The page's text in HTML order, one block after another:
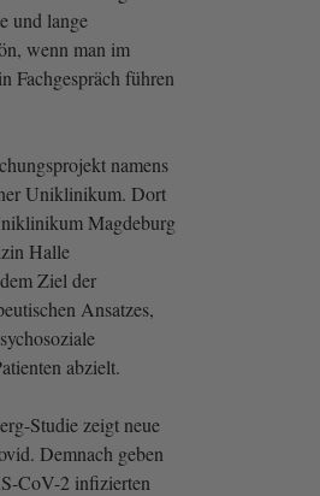
und lange
wenn man im
Fachgespräch führen
namens
Uniklinikum. Dort
Magdeburg
Halle
Ziel der
Ansatzes,
abzielt.
Studie zeigt neue
Demnach geben
CoV-2 infizierten